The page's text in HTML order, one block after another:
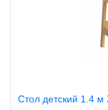
Стол детский 1.4 м